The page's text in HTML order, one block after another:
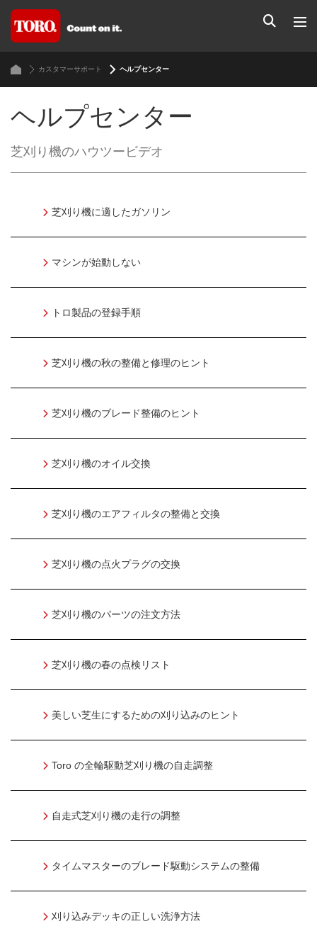
カスタマーサポート ヘルプセンター
ヘルプセンター
芝刈り機のハウツービデオ
芝刈り機に適したガソリン
マシンが始動しない
トロ製品の登録手順
芝刈り機の秋の整備と修理のヒント
芝刈り機のブレード整備のヒント
芝刈り機のオイル交換
芝刈り機のエアフィルタの整備と交換
芝刈り機の点火プラグの交換
芝刈り機のパーツの注文方法
芝刈り機の春の点検リスト
美しい芝生にするための刈り込みのヒント
Toro の全輪駆動芝刈り機の自走調整
自走式芝刈り機の走行の調整
タイムマスターのブレード駆動システムの整備
刈り込みデッキの正しい洗浄方法